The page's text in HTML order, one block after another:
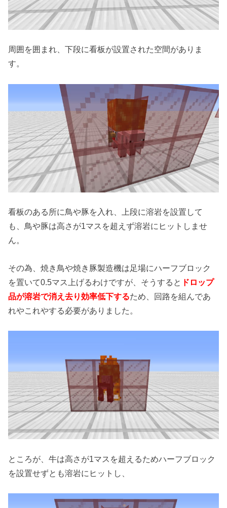
周囲を囲まれ、下段に看板が設置された空間がありま
す。
看板のある所に鳥や豚を入れ、上段に溶岩を設置して
も、鳥や豚は高さが1マスを超えず溶岩にヒットしませ
ん。
その為、焼き鳥や焼き豚製造機は足場にハーフブロック
を置いて0.5マス上げるわけですが、そうすると ドロップ
品が溶岩で消え去り効率低下するため、回路を組んであ
れやこれやする必要がありました。
ところが、牛は高さが1マスを超えるためハーフブロック
を設置せずとも溶岩にヒットし、